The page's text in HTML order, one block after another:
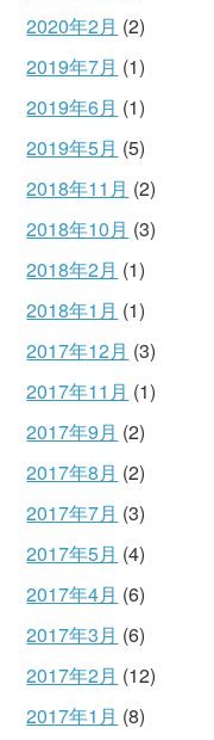
2020年2月 (2)
2019年7月 (1)
2019年6月 (1)
2019年5月 (5)
2018年11月 (2)
2018年10月 (3)
2018年2月 (1)
2018年1月 (1)
2017年12月 (3)
2017年11月 (1)
2017年9月 (2)
2017年8月 (2)
2017年7月 (3)
2017年5月 (4)
2017年4月 (6)
2017年3月 (6)
2017年2月 (12)
2017年1月 (8)